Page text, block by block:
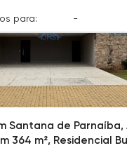
para: -
Santana de Parnaíba,
364 m², Residencial